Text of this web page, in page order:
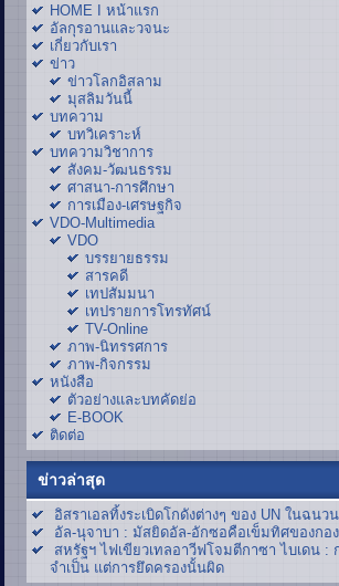
HOME I หน้าแรก
อัลกุรอานและวจนะ
เกี่ยวกับเรา
ข่าว
ข่าวโลกอิสลาม
มุสลิมวันนี้
บทความ
บทวิเคราะห์
บทความวิชาการ
สังคม-วัฒนธรรม
ศาสนา-การศึกษา
การเมือง-เศรษฐกิจ
VDO-Multimedia
VDO
บรรยายธรรม
สารคดี
เทปสัมมนา
เทปรายการโทรทัศน์
TV-Online
ภาพ-นิทรรศการ
ภาพ-กิจกรรม
หนังสือ
ตัวอย่างและบทคัดย่อ
E-BOOK
ติดต่อ
ข่าวล่าสุด
อิสราเอลทิ้งระเบิดโกดังต่างๆ ของ UN ในฉนว
อัล-นุจาบา : มัสยิดอัล-อักซอคือเข็มทิศของกอ
สหรัฐฯ ไฟเขียวเทลอาวีฟโจมตีกาซา ไบเดน :
จำเป็น แต่การยึดครองนั้นผิด